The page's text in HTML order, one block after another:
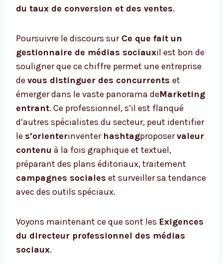
du taux de conversion et des ventes.
Poursuivre le discours surCe que fait un
gestionnaire de médias sociauxil est bon de
souligner que ce chiffre permet une entreprise
de vous distinguer des concurrents et
émerger dans le vaste panorama deMarketing
entrant. Ce professionnel, s’il est flanqué
d’autres spécialistes du secteur, peut identifier
le s’orienterinventer hashtagproposervaleur
contenu à la fois graphique et textuel,
préparant des plans éditoriaux, traitement
campagnes sociales et surveiller sa tendance
avec des outils spéciaux.
Voyons maintenant ce que sont les Exigences
du directeur professionnel des médias
sociaux.